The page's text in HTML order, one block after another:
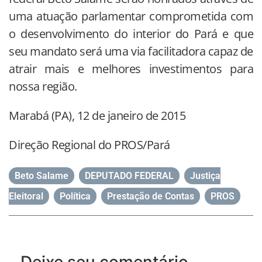
uma atuação parlamentar comprometida com
o desenvolvimento do interior do Pará e que
seu mandato será uma via facilitadora capaz de
atrair mais e melhores investimentos para
nossa região.
Marabá (PA), 12 de janeiro de 2015
Direção Regional do PROS/Pará
Beto Salame DEPUTADO FEDERAL
Justiça
Eleitoral
Política Prestação de Contas PROS